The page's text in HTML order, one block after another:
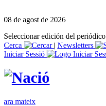
08 de agost de 2026
Seleccionar edición del periódico
Cerca
| Newsletters
Iniciar Sessió
ara mateix